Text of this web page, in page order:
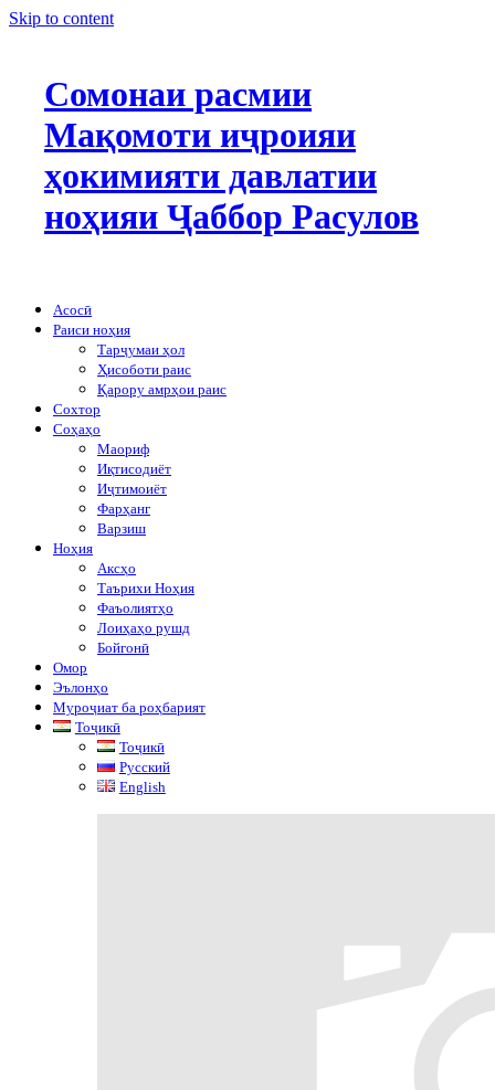
Skip to content
Сомонаи расмии
Мақомоти иҷроияи
ҳокимияти давлатии
ноҳияи Ҷаббор Расулов
Асосӣ
Раиси ноҳия
Тарҷумаи ҳол
Ҳисоботи раис
Қарору амрҳои раис
Сохтор
Соҳаҳо
Маориф
Иқтисодиёт
Иҷтимоиёт
Фарҳанг
Варзиш
Ноҳия
Аксҳо
Таърихи Ноҳия
Фаъолиятҳо
Лоиҳаҳо рушд
Бойгонӣ
Омор
Эълонҳо
Муроҷиат ба роҳбарият
Тоҷикӣ
Тоҷикӣ
Русский
English